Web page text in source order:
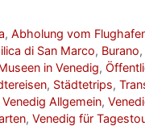
,Abholung vom
di San Marco, Burano,
in Venedig,
, Städtetrips,
Venedig Allgemein,
, Venedig für